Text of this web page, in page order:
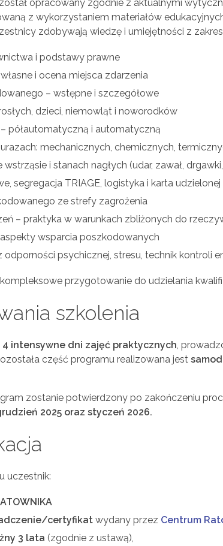
opracowany zgodnie z aktualnymi
z wykorzystaniem materiałów
zdobywają wiedzę i umiejętności z
i podstawy prawne
i ocena miejsca zdarzenia
– wstępne i szczegółowe
dzieci, niemowląt i noworodków
półautomatyczną i automatyczną
mechanicznych, chemicznych,
i stanach nagłych (udar, zawał,
segregacja TRIAGE, logistyka i karta
ze strefy zagrożenia
– praktyka w warunkach zbliżonych do
wsparcia poszkodowanych
odporności psychicznej, stresu, technik kontroli
przygotowanie do udzielania
szkolenia
4 intensywne dni zajęć praktycznych,
część programu realizowana jest
zostanie potwierdzony po zakończeniu
2025 oraz styczeń 2026.
uczestnik:
certyfikat wydany przez Centrum
3 lata (zgodnie z ustawą),